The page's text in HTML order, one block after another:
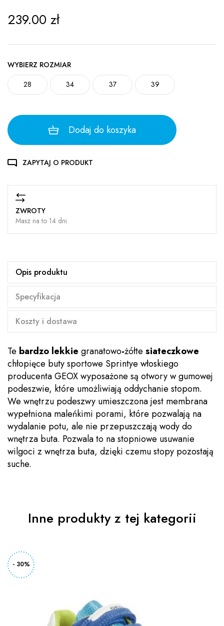
239.00 zł
WYBIERZ ROZMIAR
28
34 37 39
Dodaj do koszyka
ZAPYTAJ O PRODUKT
ZWROTY
Masz na to 14 dni
Opis produktu
Specyfikacja
Koszty i dostawa
Te bardzo lekkie granatowo-żółte siateczkowe
chłopięce buty sportowe Sprintye włoskiego
producenta GEOX wyposażone są otwory w gumowej
podeszwie, które umożliwiają oddychanie stopom.
We wnętrzu podeszwy umieszczona jest membrana
wypełniona maleńkimi porami, które pozwalają na
wydalanie potu, ale nie przepuszczają wody do
wnętrza buta. Pozwala to na stopniowe usuwanie
wilgoci z wnętrza buta, dzięki czemu stopy pozostają
suche.
Inne produkty z tej kategorii
- 30%